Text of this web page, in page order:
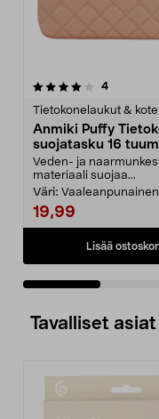
4arvostelut
Tietokonelaukut &
Anmiki Puffy
suojatasku 16
yleiskäyttöinen
Veden- ja
materiaali suojaa...
Väri: Vaaleanpunainen
19,99
Lisää
4.0 viidestä
Tavalliset